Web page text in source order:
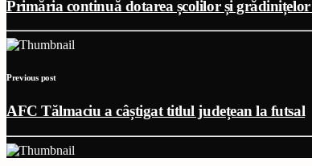
Primăria continuă dotarea școlilor și
Previous post
AFC Tălmaciu a câștigat titlul județean la futsal